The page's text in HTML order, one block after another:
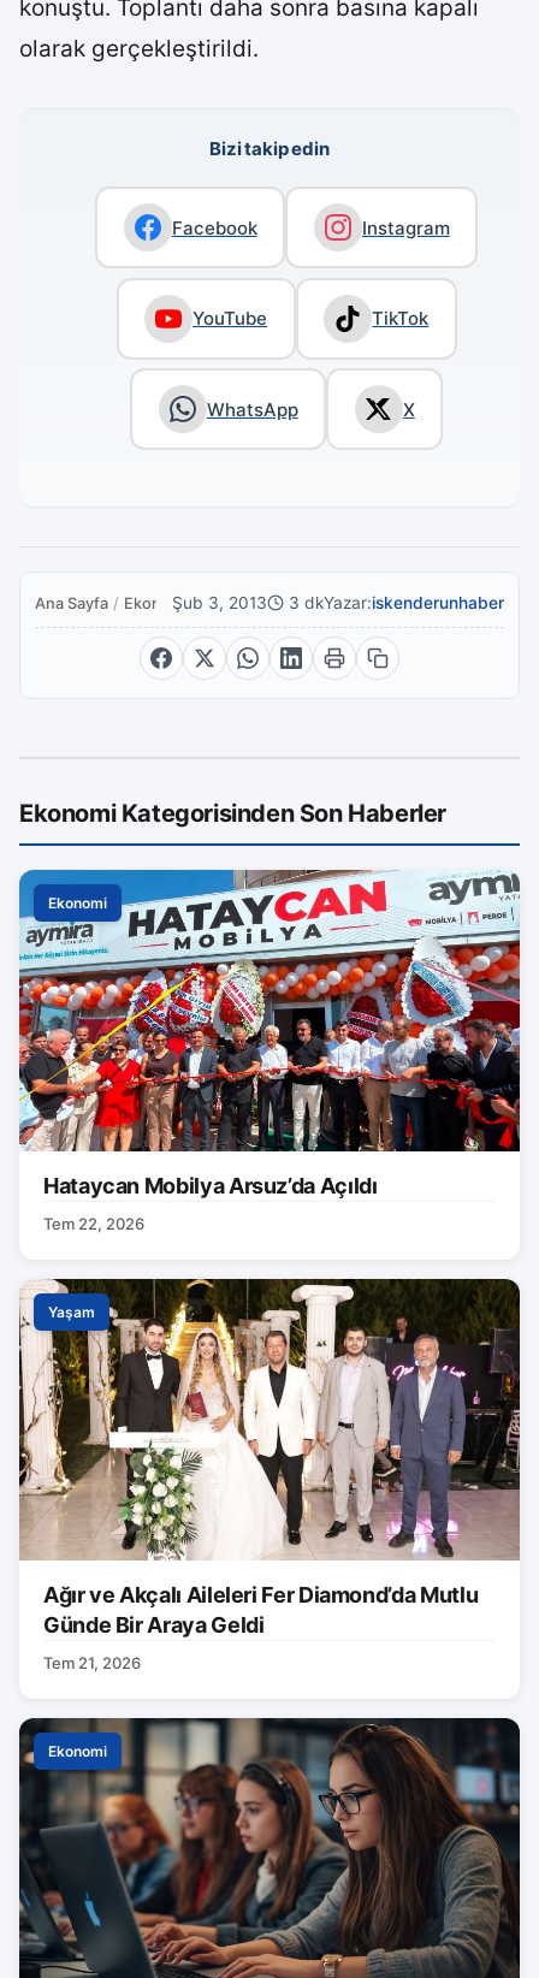
konuştu. Toplantı daha sonra basına kapalı
olarak gerçekleştirildi.
Bizi takip edin
Facebook Instagram
YouTube TikTok
WhatsApp X
Ana Sayfa / EkonomiŞub 3, 2013 3 dkYazar:iskenderunhaber
Ekonomi Kategorisinden Son Haberler
Ekonomi
Hataycan Mobilya Arsuz’da Açıldı
Tem 22, 2026
Yaşam
Ağır ve Akçalı Aileleri Fer Diamond’da Mutlu
Günde Bir Araya Geldi
Tem 21, 2026
Ekonomi